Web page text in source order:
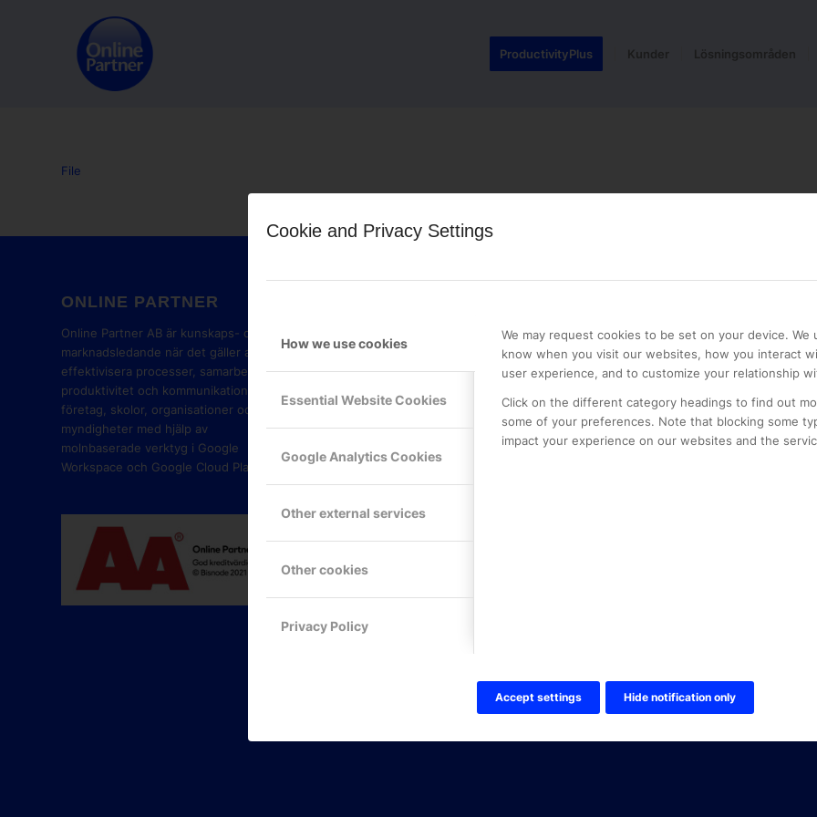
Cookie and Privacy Settings
How we use cookies
Essential Website Cookies
Google Analytics Cookies
Other external services
Other cookies
Privacy Policy
We may request cookies to be set on your device. We
know when you visit our websites, how you interact
user experience, and to customize your relationship
Click on the different category headings to find out
some of your preferences. Note that blocking some
impact your experience on our websites and the
Accept settings Hide notification only
ProductivityPlus Kunder Lösningsområden
File
ONLINE PARTNER
Online Partner AB är kunskaps- och
marknadsledande när det gäller att
effektivisera processer, samarbete,
produktivitet och kommunikation i
företag, skolor, organisationer och
myndigheter med hjälp av
molnbaserade verktyg i Google
Workspace och Google Cloud Platform.
ONLINE PARTNER AB
Mejerivägen 3
117 61 Stockholm
Tel: 08-42 00 04 00
Hitta hit